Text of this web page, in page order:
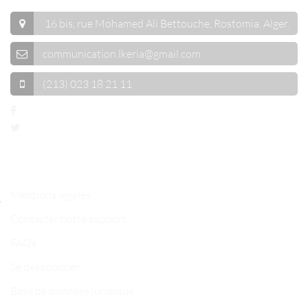
16 bis, rue Mohamed Ali Bettouche, Rostomia. Alger.
communication.lkeria@gmail.com
(213) 023 18 21 11